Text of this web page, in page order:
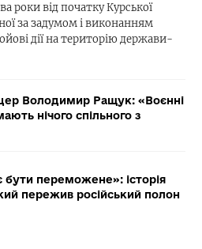
роки від початку Курської
за задумом і виконанням
дії на територію держави-
Володимир Ращук: «Воєнні
нічого спільного з
бути переможене»: історія
пережив російський полон